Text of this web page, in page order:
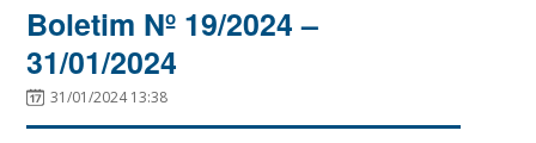
Boletim Nº 19/2024 –
31/01/2024
31/01/2024 13:38